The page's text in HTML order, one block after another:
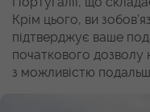
Крім цього, ви
підтверджує ваше
початкового дозволу
з можливістю